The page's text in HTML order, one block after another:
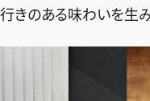
行きのある味わいを生